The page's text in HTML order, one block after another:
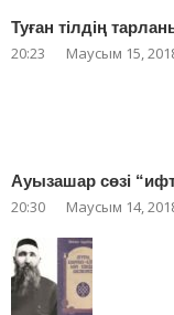
Туған тілдің
20:23 Маусым 15,
Ауызашар сөзі
20:30 Маусым 14,